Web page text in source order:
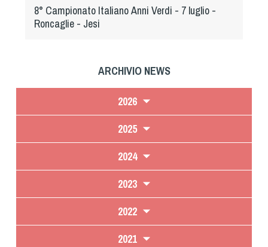
8° Campionato Italiano Anni Verdi - 7 luglio -
Roncaglie - Jesi
ARCHIVIO NEWS
2026
2025
2024
2023
2022
2021